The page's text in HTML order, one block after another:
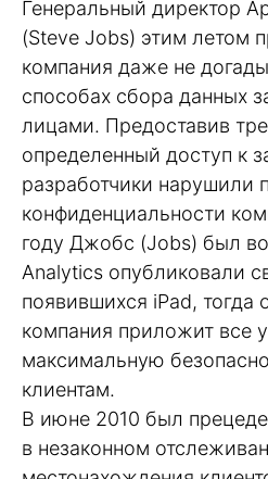
Генеральный директор
(Steve Jobs) этим летом
компания даже не
способах сбора данных
лицами. Предоставив
определенный доступ к
разработчики нарушили
конфиденциальности
году Джобс (Jobs) был
Analytics опубликовали
появившихся iPad, тогда
компания приложит все
максимальную
клиентам.
В июне 2010 был
в незаконном